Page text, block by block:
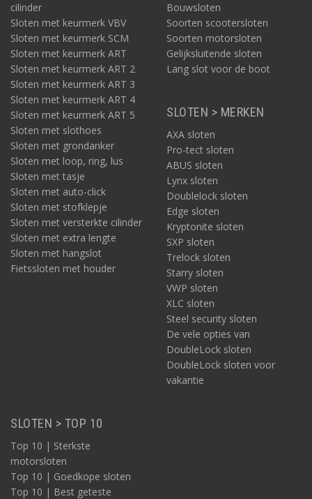
cilinder
Sloten met keurmerk VBV
Sloten met keurmerk SCM
Sloten met keurmerk ART
Sloten met keurmerk ART 2
Sloten met keurmerk ART 3
Sloten met keurmerk ART 4
Sloten met keurmerk ART 5
Sloten met slothoes
Sloten met grondanker
Sloten met loop, ring, lus
Sloten met tasje
Sloten met auto-click
Sloten met stofklepje
Sloten met versterkte cilinder
Sloten met extra lengte
Sloten met hangslot
Fietssloten met houder
Bouwsloten
Soorten scootersloten
Soorten motorsloten
Gelijksluitende sloten
Lang slot voor de boot
SLOTEN > MERKEN
AXA sloten
Pro-tect sloten
ABUS sloten
Lynx sloten
Doublelock sloten
Edge sloten
Kryptonite sloten
SXP sloten
Trelock sloten
Starry sloten
VWP sloten
XLC sloten
Steel security sloten
De vele opties van
DoubleLock sloten
DoubleLock sloten voor
vakantie
SLOTEN > TOP 10
Top 10 | Sterkste
motorsloten
Top 10 | Goedkope sloten
Top 10 | Best geteste